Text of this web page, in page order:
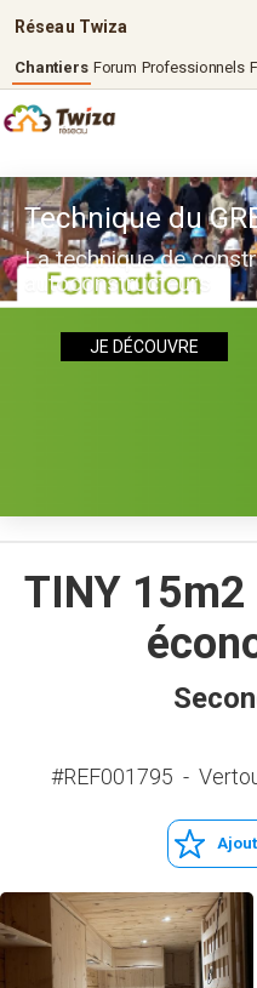
Réseau Twiza
Chantiers Forum Professionnels
Technique du
La technique de
autoconstructeurs
JE DÉCOUVRE
TINY
#REF001795 -